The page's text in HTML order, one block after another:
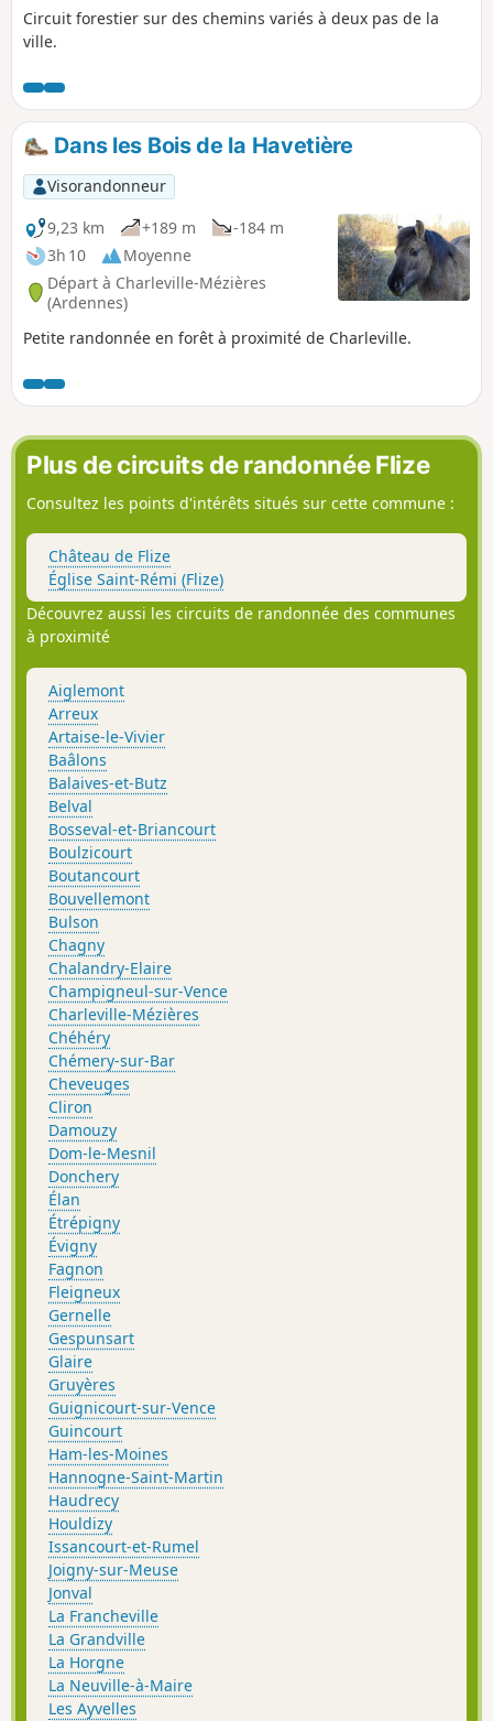
Circuit forestier sur des chemins variés à deux pas de la
ville.
Dans les Bois de la Havetière
Visorandonneur
9,23 km
+189 m
-184 m
3h 10
Moyenne
Départ à Charleville-Mézières
(Ardennes)
Petite randonnée en forêt à proximité de Charleville.
Plus de circuits de randonnée Flize
Consultez les points d'intérêts situés sur cette commune :
Château de Flize
Église Saint-Rémi (Flize)
Découvrez aussi les circuits de randonnée des communes
à proximité
Aiglemont
Arreux
Artaise-le-Vivier
Baâlons
Balaives-et-Butz
Belval
Bosseval-et-Briancourt
Boulzicourt
Boutancourt
Bouvellemont
Bulson
Chagny
Chalandry-Elaire
Champigneul-sur-Vence
Charleville-Mézières
Chéhéry
Chémery-sur-Bar
Cheveuges
Cliron
Damouzy
Dom-le-Mesnil
Donchery
Élan
Étrépigny
Évigny
Fagnon
Fleigneux
Gernelle
Gespunsart
Glaire
Gruyères
Guignicourt-sur-Vence
Guincourt
Ham-les-Moines
Hannogne-Saint-Martin
Haudrecy
Houldizy
Issancourt-et-Rumel
Joigny-sur-Meuse
Jonval
La Francheville
La Grandville
La Horgne
La Neuville-à-Maire
Les Ayvelles